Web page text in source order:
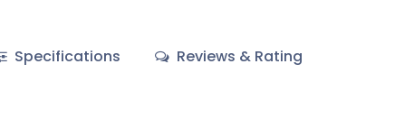
Specifications Reviews & Rating